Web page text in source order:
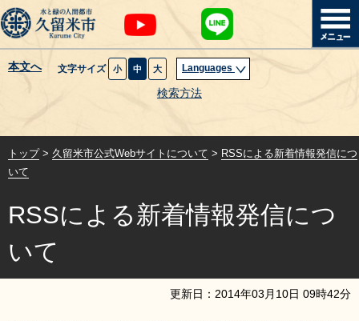
本文へ 文字サイズ 小 中 大 Languages
検索方法
暮らし・届出
健康・医療・福祉
観光魅力・イベント
創業・産業・ビジネス
トップ> 久留米市公式Webサイトについて > RSSによる新着情報発信につ
いて
RSSによる新着情報発信につ
いて
更新日： 2014年03 月 10日 09時42分